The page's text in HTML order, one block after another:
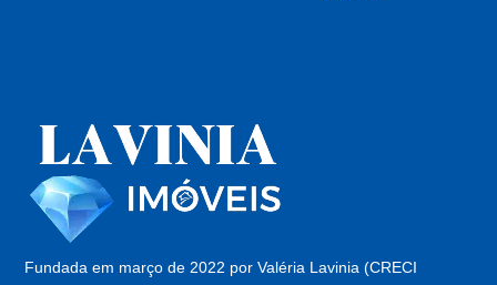
Fundada em março de 2022 por Valéria Lavinia (CRECI